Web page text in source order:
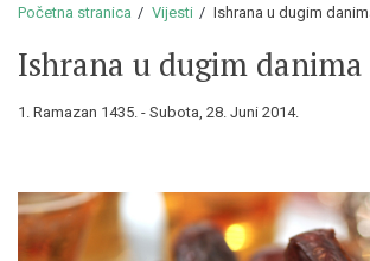
Početna stranica Vijesti Ishrana u dugim
Ishrana u dugim
1. Ramazan 1435. - Subota, 28. Juni 2014.